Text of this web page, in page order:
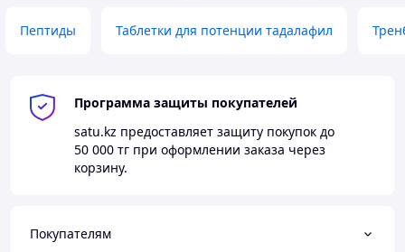
Пептиды Таблетки для потенции тадалафил
Программа защиты покупателей
satu.kz предоставляет защиту покупок до
50 000 тг при оформлении заказа через
корзину.
Покупателям